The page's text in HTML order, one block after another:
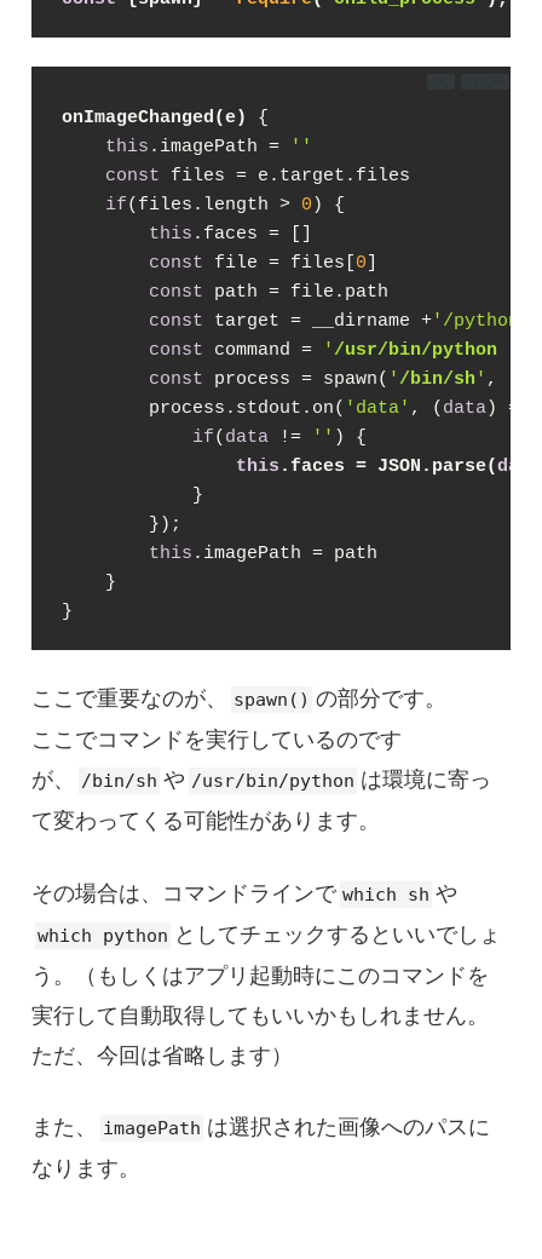
onImageChanged(e)
{
this .imagePath =
''
const files = e.target.files
if(files.length > 0) {
this .faces = []
const file = files[0]
const path = file.path
const target = __dirname +'/python/
const command = ' /usr/bin/python
const process = spawn( ' /bin/sh ' , [
        process.stdout.on(
'data' , (data) =>
if(data != '' ) {
this .faces = JSON.parse(data
            }
        });
this .imagePath = path
    }
}
ここで重要なのが、 spawn() の部分です。
ここでコマンドを実行しているのです
が、
/bin/sh や /usr/bin/python は環境に寄っ
て変わってくる可能性があります。
その場合は、コマンドラインで which sh や
which python としてチェックするといいでしょ
う。（もしくはアプリ起動時にこのコマンドを
実行して自動取得してもいいかもしれません。
ただ、今回は省略します）
また、 imagePath は選択された画像へのパスに
なります。